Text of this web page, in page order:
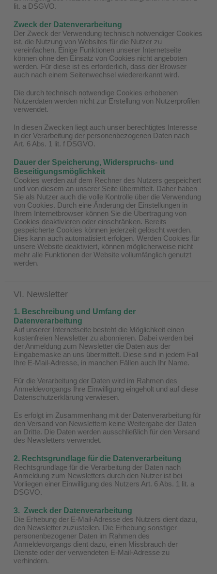
lit. a DSGVO.
Zweck der Datenverarbeitung
Der Zweck der Verwendung technisch notwendiger Cookies
ist, die Nutzung von Websites für die Nutzer zu
vereinfachen. Einige Funktionen unserer Internetseite
können ohne den Einsatz von Cookies nicht angeboten
werden. Für diese ist es erforderlich, dass der Browser
auch nach einem Seitenwechsel wiedererkannt wird.
Die durch technisch notwendige Cookies erhobenen
Nutzerdaten werden nicht zur Erstellung von Nutzerprofilen
verwendet.
In diesen Zwecken liegt auch unser berechtigtes Interesse
in der Verarbeitung der personenbezogenen Daten nach
Art. 6 Abs. 1 lit. f DSGVO.
Dauer der Speicherung, Widerspruchs- und
Beseitigungsmöglichkeit
Cookies werden auf dem Rechner des Nutzers gespeichert
und von diesem an unserer Seite übermittelt. Daher haben
Sie als Nutzer auch die volle Kontrolle über die Verwendung
von Cookies. Durch eine Änderung der Einstellungen in
Ihrem Internetbrowser können Sie die Übertragung von
Cookies deaktivieren oder einschränken. Bereits
gespeicherte Cookies können jederzeit gelöscht werden.
Dies kann auch automatisiert erfolgen. Werden Cookies für
unsere Website deaktiviert, können möglicherweise nicht
mehr alle Funktionen der Website vollumfänglich genutzt
werden.
VI. Newsletter
1. Beschreibung und Umfang der
Datenverarbeitung
Auf unserer Internetseite besteht die Möglichkeit einen
kostenfreien Newsletter zu abonnieren. Dabei werden bei
der Anmeldung zum Newsletter die Daten aus der
Eingabemaske an uns übermittelt. Diese sind in jedem Fall
Ihre E-Mail-Adresse, in manchen Fällen auch Ihr Name.
Für die Verarbeitung der Daten wird im Rahmen des
Anmeldevorgangs Ihre Einwilligung eingeholt und auf diese
Datenschutzerklärung verwiesen.
Es erfolgt im Zusammenhang mit der Datenverarbeitung für
den Versand von Newslettern keine Weitergabe der Daten
an Dritte. Die Daten werden ausschließlich für den Versand
des Newsletters verwendet.
2. Rechtsgrundlage für die Datenverarbeitung
Rechtsgrundlage für die Verarbeitung der Daten nach
Anmeldung zum Newsletters durch den Nutzer ist bei
Vorliegen einer Einwilligung des Nutzers Art. 6 Abs. 1 lit. a
DSGVO.
3. Zweck der Datenverarbeitung
Die Erhebung der E-Mail-Adresse des Nutzers dient dazu,
den Newsletter zuzustellen. Die Erhebung sonstiger
personenbezogener Daten im Rahmen des
Anmeldevorgangs dient dazu, einen Missbrauch der
Dienste oder der verwendeten E-Mail-Adresse zu
verhindern.